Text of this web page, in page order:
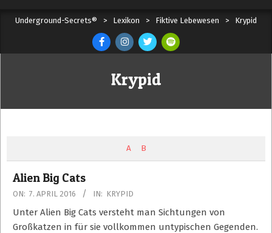
Secondary
Navigation
Menu
Underground-Secrets® > Lexikon > Fiktive Lebewesen > Krypid
Krypid
A B
Alien Big Cats
2016-
04-
07
ON: 7. APRIL 2016 IN: KRYPID
Unter Alien Big Cats versteht man Sichtungen von
Großkatzen in für sie vollkommen untypischen Gegenden.